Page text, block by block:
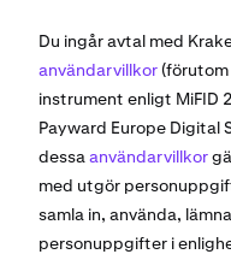
Du ingår avtal med
användarvillkor
instrument enligt MiFID
Payward Europe Digital
dessaanvändarvillkor
med utgör
samla in, använda,
personuppgifter i